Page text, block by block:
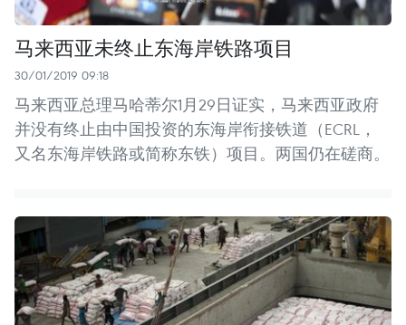
马来西亚未终止东海岸铁路项目
30/01/2019 09:18
马来西亚总理马哈蒂尔1月29日证实，马来西亚政府
并没有终止由中国投资的东海岸衔接铁道（ECRL，
又名东海岸铁路或简称东铁）项目。两国仍在磋商。